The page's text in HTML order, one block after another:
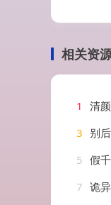
相关资
1 清
3 别
5 假
7 诡异